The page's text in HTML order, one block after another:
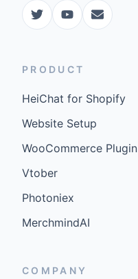
PRODUCT
HeiChat for Shopify
Website Setup
WooCommerce Plugin
Vtober
Photoniex
MerchmindAI
COMPANY